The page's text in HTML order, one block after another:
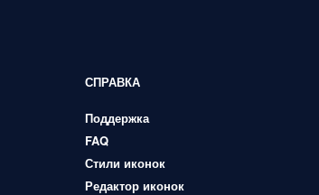
СПРАВКА
Поддержка
FAQ
Стили иконок
Редактор иконок